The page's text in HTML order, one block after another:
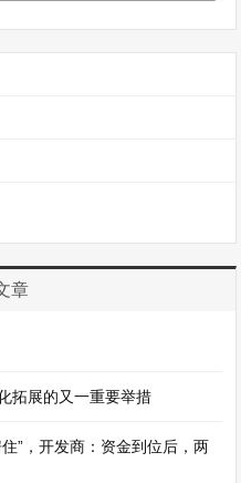
章
拓展的又一重要举措
”，开发商：资金到位后，两